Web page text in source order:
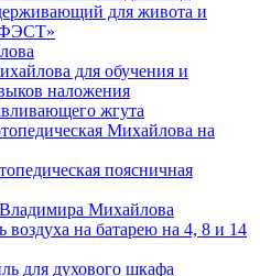
для живота и
для обучения и
наложения
жгута
Михайлова на
поясничная
Михайлова
воздуха на батарею на 4, 8 и 14
для духового шкафа